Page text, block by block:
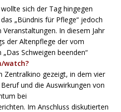
sich der Tag hingegen
„Bündnis für Pflege“ jedoch
In diesem Jahr
der Altenpflege der vom
Schweigen beenden“
watch?
Zentralkino gezeigt, in dem vier
und die Auswirkungen von
bei
Im Anschluss diskutierten